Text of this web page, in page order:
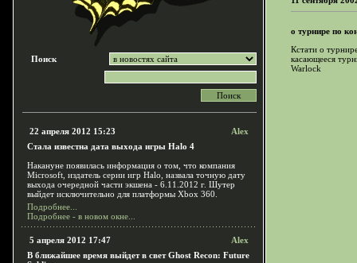
Поиск
22 апреля 2012 15:23
Alex
Стала известна дата выхода игры Halo 4
Накануне появилась информация о том, что компания
Microsoft, издатель серии игр Halo, назвала точную дату
выхода очередной части экшена - 6.11.2012 г. Шутер
выйдет исключительно для платформы Xbox 360.
Подробнее...
Подробнее - в новом окне...
5 апреля 2012 17:47
Alex
В ближайшее время выйдет в свет Ghost Recon: Future
о турнире по
Кстати о
касающееся
Warlock